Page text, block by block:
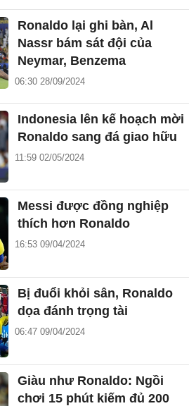
Ronaldo lại ghi bàn, Al
Nassr bám sát đội của
Neymar, Benzema
06:30 28/09/2024
Indonesia lên kế hoạch mời
Ronaldo sang đá giao hữu
11:59 02/05/2024
Messi được đồng nghiệp
thích hơn Ronaldo
16:53 09/04/2024
Bị đuổi khỏi sân, Ronaldo
dọa đánh trọng tài
06:47 09/04/2024
Giàu như Ronaldo: Ngồi
chơi 15 phút kiếm đủ 200